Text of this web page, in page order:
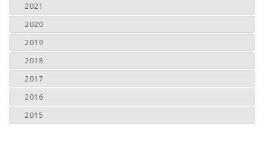
2021
2020
2019
2018
2017
2016
2015